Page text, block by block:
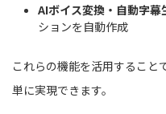
AIボイス変換・自動字幕
ションを自動作成
これらの機能を活用すること
単に実現できます。